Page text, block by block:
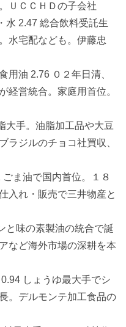
ＵＣＣＨＤの子会社
水 2.47 総合飲料受託生
水宅配なども。伊藤忠
油 2.76 ０２年日清、
経営統合。家庭用首位。
大手。油脂加工品や大豆
ラジルのチョコ社買収、
ま油で国内首位。１８
入れ・販売で三井物産と
と味の素製油の統合で誕
など海外市場の深耕を本
しょうゆ最大手でシ
。デルモンテ加工食品の